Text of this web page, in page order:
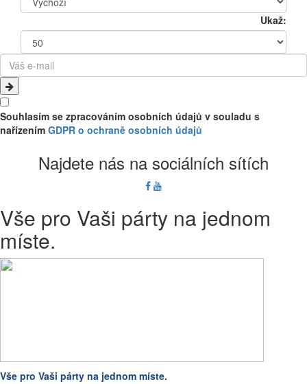
Ukaž:
Souhlasím se zpracováním osobních údajů v souladu s
nařízením GDPR o ochraně osobních údajů
Najdete nás na sociálních sítích
Vše pro Vaši párty na jednom
míste.
Vše pro Vaši párty na jednom míste.